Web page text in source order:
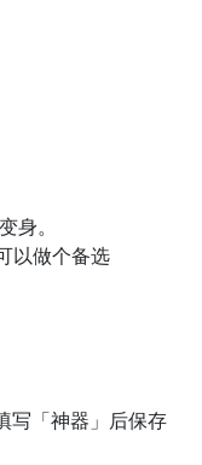
身。
以做个备选
写「神器」后保存